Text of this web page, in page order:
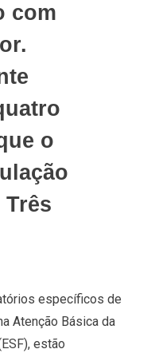
com
o
Três
específicos de
Atenção Básica da
estão